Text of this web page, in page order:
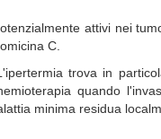
attivi nei
C.
trova in
quando
minima residua